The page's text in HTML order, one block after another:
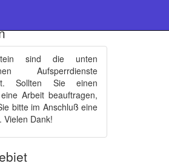
sind die unten
Aufsperrdienste
Sollten Sie einen
Arbeit beauftragen,
bitte im Anschluß eine
Vielen Dank!